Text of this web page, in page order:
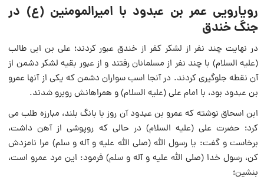
رویارویی عمر بن عبدود با امیرالمومنین (ع) در
جنگ خندق
در نهایت چند نفر از لشکر کفر از خندق عبور کردند؛ على بن ابى طالب
(عليه السلام) با چند نفر از مسلمانان رفتند و از عبور بقيه لشکر دشمن از
آن نقطه جلوگيرى کردند. در آنجا اسب سواران دشمن که يکى از آنها عمرو
بن عبدود بود، با امام على (عليه السلام) و همراهانش روبرو شدند.
ابن اسحاق نوشته که عمرو بن عبدود آن روز با بانگ بلند، مبارزه طلب مى
کرد؛ حضرت على (عليه السلام) در حالى که روپوشى از آهن داشت،
برخاست و گفت: يا رسول الله (صلى الله عليه و آله و سلم) مرا نامزدش
کن، رسول خدا (صلى الله عليه و آله و سلم) فرمود: اين مرد عمرو است،
بنشين؛